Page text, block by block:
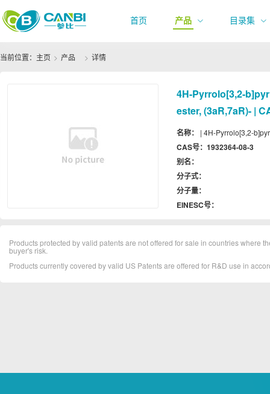
首页 产品 目录集
当前位置： 主页 产品 详情
4H-​Pyrrolo[3,​2-​
ester, (3aR,​7aR)​- |
名称： | 4H-​Pyrrolo[3,​2-​
CAS号： 1932364-08-3
别名：
分子式：
分子量：
EINESC号：
Products protected by valid patents are not offered for sale in countries where
buyer's risk.
Products currently covered by valid US Patents are offered for R&D use in